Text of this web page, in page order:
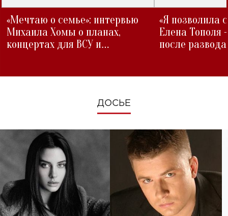
«Мечтаю о семье»: интервью
Михаила Хомы о планах,
концертах для ВСУ и
«Я позволила
Елена Тополя
после развода
ДОСЬЕ